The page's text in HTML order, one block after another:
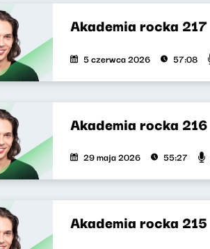
Akademia rocka 217
5 czerwca 2026 57:08
Akademia rocka 216
29 maja 2026 55:27
Akademia rocka 215